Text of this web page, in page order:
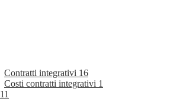
Contratti integrativi 16
Costi contratti integrativi 1
11